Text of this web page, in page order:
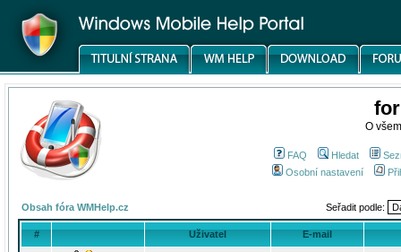
O
FAQ Hledat
Osobní nastavení
Obsah fóra WMHelp.cz Seřadit podle:
# Uživatel E-mail